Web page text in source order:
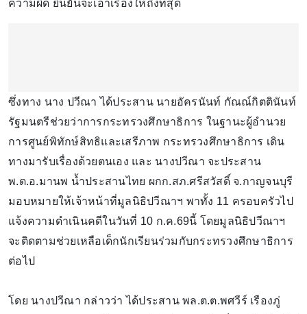
ความผิด ยืนยันจะเอาเรื่องให้ถึงที่สุด
ซึ่งทาง นาง ปวีณา ได้ประสาน นายอัครนันท์ กัณณ์กิตตินันท์
รัฐมนตรีช่วยว่าการกระทรวงศึกษาธิการ ในฐานะผู้อำนวย
การศูนย์พิทักษ์สิทธิและเสรีภาพ กระทรวงศึกษาธิการ เดิน
ทางมารับเรื่องด้วยตนเอง และ นางปวีณา จะประสาน
พ.ต.อ.มานพ น้ำประสานไทย ผกก.สภ.ศรีสวัสดิ์ จ.กาญจนบุรี
มอบหมายให้เจ้าหน้าที่มูลนิธิปวีณาฯ พาทั้ง 11 ครอบครัวไป
แจ้งความดำเนินคดีในวันที่ 10 ก.ค.69นี้ โดยมูลนิธิปวีณาฯ
จะติดตามช่วยเหลือเด็กนักเรียนร่วมกับกระทรวงศึกษาธิการ
ต่อไป
โดย นางปวีณา กล่าวว่า ได้ประสาน พล.ต.ต.พศวีร์ เรืองภู่